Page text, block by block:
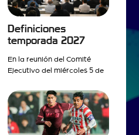
Definiciones
temporada 2027
En la reunión del Comité
Ejecutivo del miércoles 5 de